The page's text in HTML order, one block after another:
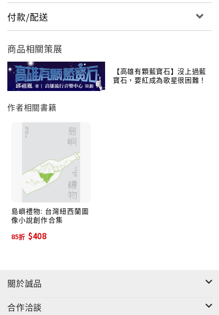
換給異國朋友的「禮物」，屬於漫畫家們友情關係的信
物。
題旨或許是想分享給對方的生命經驗，或許是在對方身
上看到的興味之處，或許是分享異地感悟，有生活的風
景也有想像空間的連結。讓我們乘坐漫畫家打造的
Waka，漂洋過海，到另外一座島嶼上和他們交朋友。
台灣、紐西蘭，兩座島嶼。國土千萬里相隔南太平洋對
角線。
六位漫畫家，以圖贈友抹去地圖標示的距離。
他們分別到這去那，參訪了彼此的國度，互相詢問彼此
“what are you interested in？”
別後，交互送給對方的心意，
或者說那些為平生此期一會留下念想的數份信物們，
成就了這本書化為／畫為國與國、島與島之間最詩情畫
意的傾情告白。
【關於島嶼對望—台紐作家合創計畫】
階段活動在2015年的2月於台北進行，紐西蘭的三位圖
程記錄與作品初步構想。
付款/配送
商品相關策展
【高雄有顆藍寶石】沒上過藍
寶石，要紅成為歌星很困難！
作者相關書籍
島嶼禮物: 台灣紐西蘭圖
像小說創作合集
85折 $408
關於誠品
合作洽談